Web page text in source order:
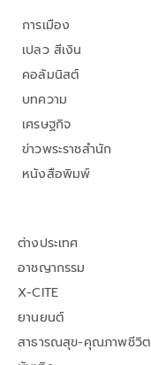
การเมือง
เปลว สีเงิน
คอลัมนิสต์
บทความ
เศรษฐกิจ
ข่าวพระราชสำนัก
หนังสือพิมพ์
ต่างประเทศ
อาชญากรรม
X-CITE
ยานยนต์
สาธารณสุข-คุณภาพชีวิต